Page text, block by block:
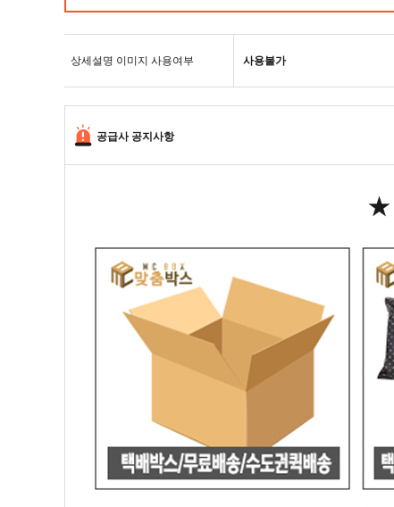
상세설명 이미지 사용여부 사용불가
공급사 공지사항
★